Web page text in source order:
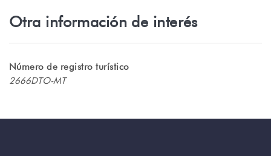
Otra información de interés
Número de registro turístico
2666DTO-MT